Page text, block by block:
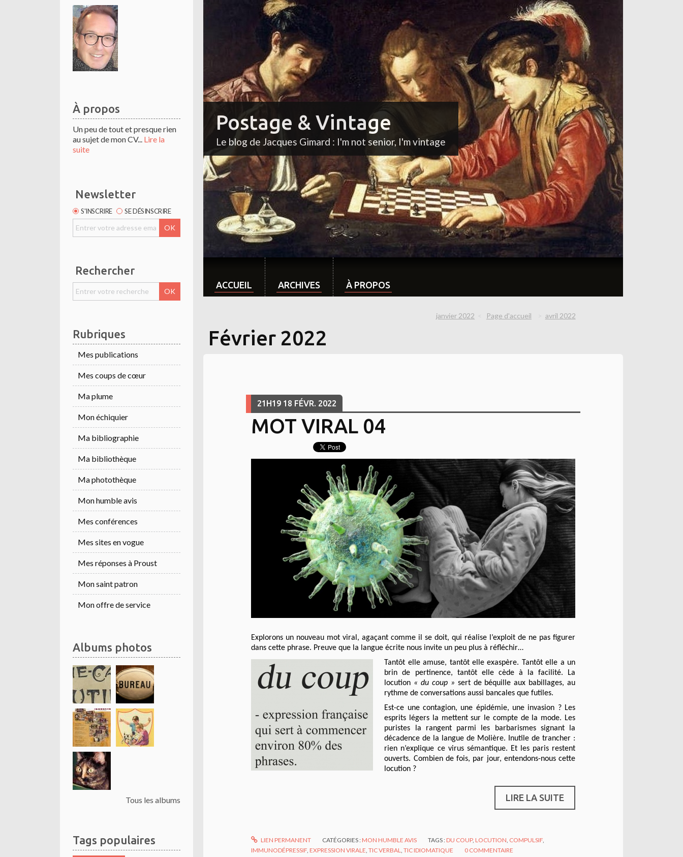
À propos
Un peu de tout et presque rien
au sujet de mon CV... Lire la
suite
Newsletter
S'INSCRIRE SE DÉSINSCRIRE
Rechercher
Rubriques
Mes publications
Mes coups de cœur
Ma plume
Mon échiquier
Ma bibliographie
Ma bibliothèque
Ma photothèque
Mon humble avis
Mes conférences
Mes sites en vogue
Mes réponses à Proust
Mon saint patron
Mon offre de service
Albums photos
Tous les albums
Tags populaires
Postage & Vintage
Le blog de Jacques Gimard : I'm not senior, I'm vintage
ACCUEIL ARCHIVES À PROPOS
janvier 2022 Page d'accueil avril 2022
Février 2022
21H19 18 FÉVR. 2022
MOT VIRAL 04
Explorons un nouveau mot viral, agaçant comme il se doit, qui réalise l’exploit de ne pas figurer
dans cette phrase. Preuve que la langue écrite nous invite un peu plus à réfléchir…
Tantôt elle amuse, tantôt elle exaspère. Tantôt elle a un
brin de pertinence, tantôt elle cède à la facilité. La
locution « du coup » sert de béquille aux babillages, au
rythme de conversations aussi bancales que futiles.
Est-ce une contagion, une épidémie, une invasion ? Les
esprits légers la mettent sur le compte de la mode. Les
puristes la rangent parmi les barbarismes signant la
décadence de la langue de Molière. Inutile de trancher :
rien n’explique ce virus sémantique. Et les paris restent
ouverts. Combien de fois, par jour, entendons-nous cette
locution ?
LIRE LA SUITE
LIEN PERMANENT CATÉGORIES :MON HUMBLE AVIS TAGS :DU COUP,LOCUTION COMPULSIF
IMMUNODÉPRESSIF EXPRESSION VIRALE TIC VERBAL TIC IDIOMATIQUE 0 COMMENTAIRE